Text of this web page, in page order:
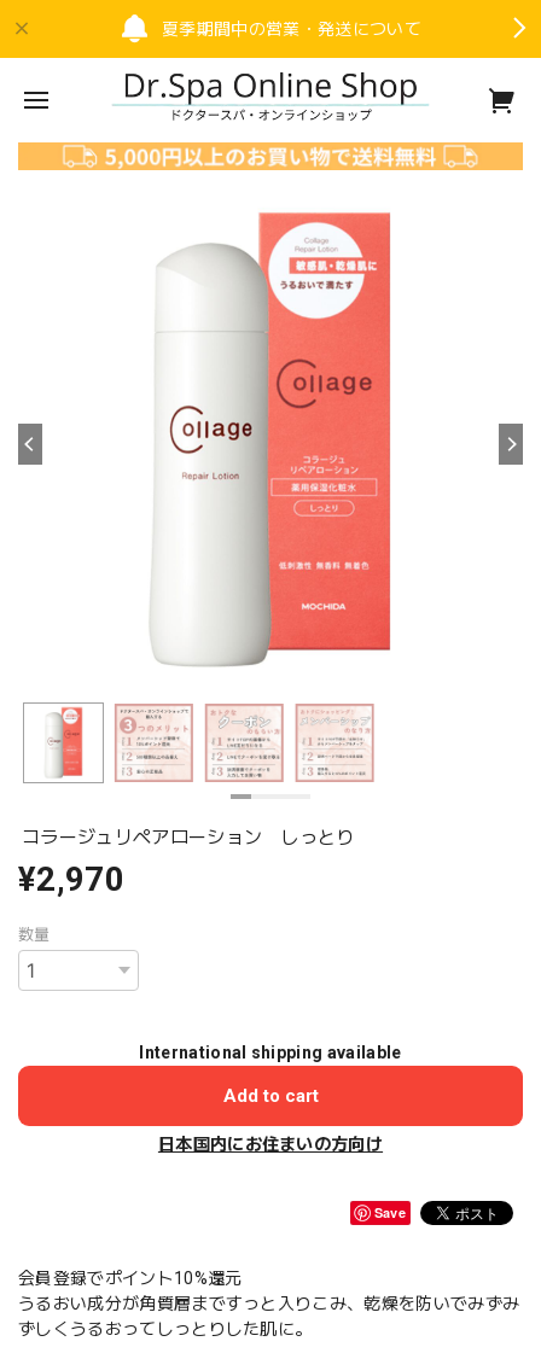
夏季期間中の営業・発送について
コラージュリペアローション しっとり
¥2,970
数量
International shipping available
Add to cart
日本国内にお住まいの方向け
Save
会員登録でポイント10%還元
うるおい成分が角質層まですっと入りこみ、乾燥を防いでみずみ
ずしくうるおってしっとりした肌に。